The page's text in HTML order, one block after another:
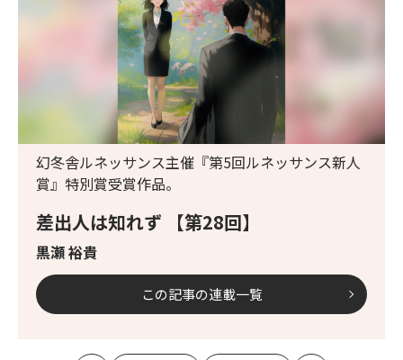
差出人は知れず 【第28回】
黒瀬 裕貴
幻冬舎ルネッサンス主催『第5回ルネッサンス新人
賞』特別賞受賞作品。
この記事の連載一覧